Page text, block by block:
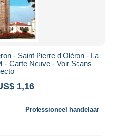
- Saint Pierre d'Oléron - La
- Carte Neuve - Voir Scans
1,16
Professioneel handelaar